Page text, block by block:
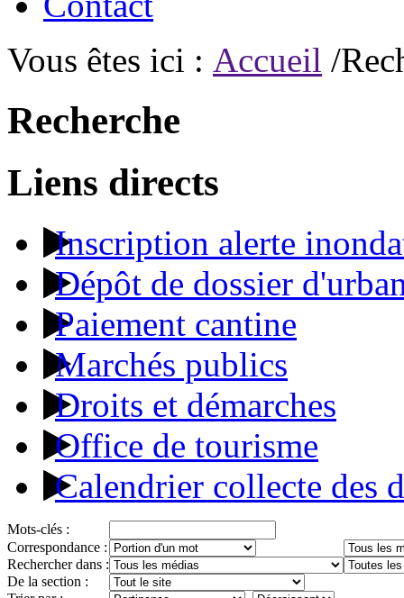
Vous êtes ici : Accueil /
Recherche
Liens directs
Inscription alerte
Dépôt de dossier
Paiement cantine
Marchés publics
Droits et démarches
Office de tourisme
Calendrier collecte des
Mots-clés :
Correspondance :
Rechercher dans :
De la section :